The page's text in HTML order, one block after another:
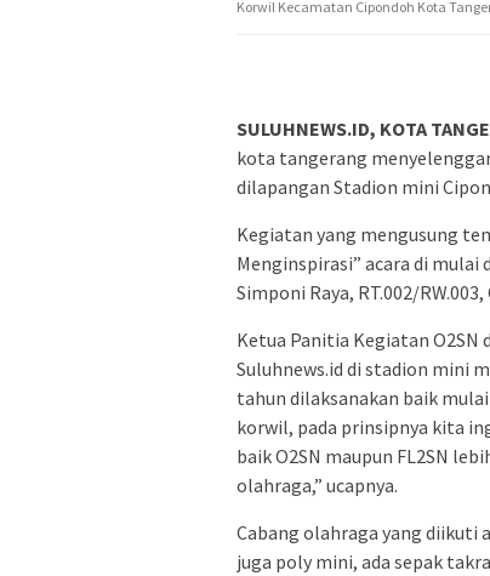
Korwil Kecamatan Cipondoh Kota
SULUHNEWS.ID, KOTA
kota tangerang
dilapangan Stadion mini
Kegiatan yang mengusung
Menginspirasi” acara di mulai
Simponi Raya, RT.002/
Ketua Panitia Kegiatan O2SN
Suluhnews.id di stadion mini
tahun dilaksanakan baik
korwil, pada prinsipnya kita
baik O2SN maupun FL2SN
olahraga,” ucapnya.
Cabang olahraga yang diikuti
juga poly mini, ada sepak